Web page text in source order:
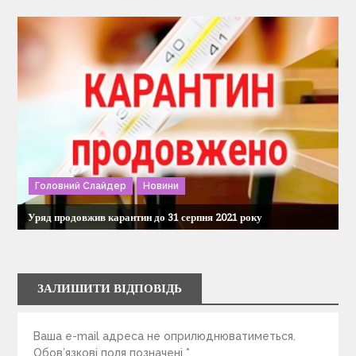
Головний Слайдер Новини
Уряд продовжив карантин до 31 серпня 2021 року
ЗАЛИШИТИ ВІДПОВІДЬ
Ваша e-mail адреса не оприлюднюватиметься.
Обов’язкові поля позначені *